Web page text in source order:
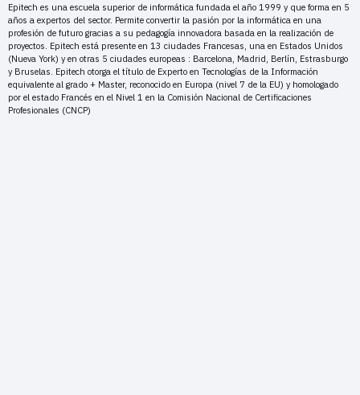
Epitech es una escuela superior de informática fundada el año 1999 y que forma en 5
años a expertos del sector. Permite convertir la pasión por la informática en una
profesión de futuro gracias a su pedagogía innovadora basada en la realización de
proyectos. Epitech está presente en 13 ciudades Francesas, una en Estados Unidos
(Nueva York) y en otras 5 ciudades europeas : Barcelona, Madrid, Berlín, Estrasburgo
y Bruselas. Epitech otorga el título de Experto en Tecnologías de la Información
equivalente al grado + Master, reconocido en Europa (nivel 7 de la EU) y homologado
por el estado Francés en el Nivel 1 en la Comisión Nacional de Certificaciones
Profesionales (CNCP)